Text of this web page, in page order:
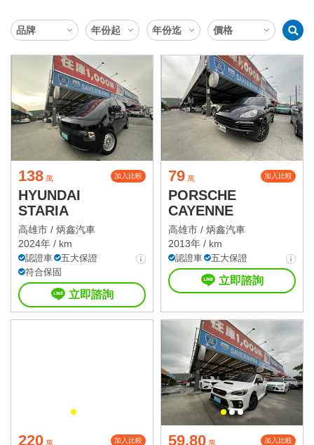
138 萬 加入比較
HYUNDAI
STARIA
高雄市 / 炳鑫汽車
2024年 / km
認證車
五大保證
符合保固
立即諮詢
79 萬 加入比較
PORSCHE
CAYENNE
高雄市 / 炳鑫汽車
2013年 / km
認證車 五大保證
立即諮詢
220 萬 加入比較 59.80 萬 加入比較